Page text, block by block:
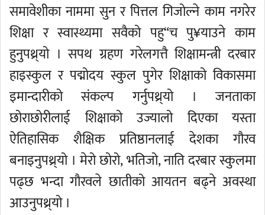
समावेशीका नाममा सुन र पित्तल गिजोल्ने काम नगरेर
शिक्षा र स्वास्थ्यमा सवैको पहु“च पु¥याउने काम
हुनुपथ्र्यो । सपथ ग्रहण गरेलगत्तै शिक्षामन्त्री दरबार
हाइस्कुल र पद्मोदय स्कुल पुगेर शिक्षाको विकासमा
इमान्दारीको संकल्प गर्नुपथ्र्यो । जनताका
छोराछोरीलाई शिक्षाको उज्यालो दिएका यस्ता
ऐतिहासिक शैक्षिक प्रतिष्ठानलाई देशका गौरव
बनाइनुपथ्र्यो । मेरो छोरो, भतिजो, नाति दरबार स्कुलमा
पढ्छ भन्दा गौरवले छातीको आयतन बढ्ने अवस्था
आउनुपथ्र्यो ।